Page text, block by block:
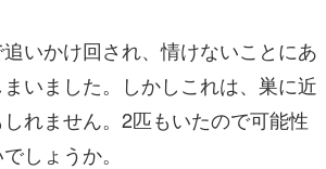
いかけ回され、情けないことにあ
いました。しかしこれは、巣に近
れません。2匹もいたので可能性
しょうか。